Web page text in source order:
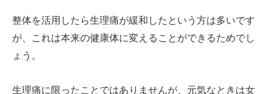
整体を活用したら生理痛が緩和したという方は多いです
が、これは本来の健康体に変えることができるためでし
ょう。
生理痛に限ったことではありませんが、元気なときは女